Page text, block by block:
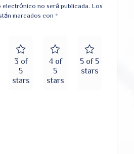
no será publicada. Los
marcados con *
3 of
5
stars
4 of
5
stars
5 of 5
stars